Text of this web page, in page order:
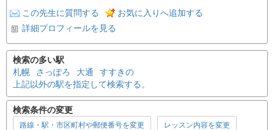
この先生に質問する
お気に入りへ追加する
詳細プロフィールを見る
検索の多い駅
札幌
さっぽろ 大通
すすきの
上記以外の駅を指定して検索する。
検索条件の変更
路線・駅・市区町村や郵便番号を変更 レッスン内容を変更